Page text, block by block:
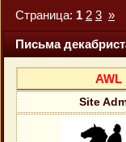
Письма
Страница: 1 2 3 »
AWL
Site